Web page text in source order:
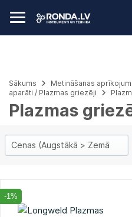
Sākums Metināšanas
aparāti / Plazmas griezēji
Plazmas
-1%